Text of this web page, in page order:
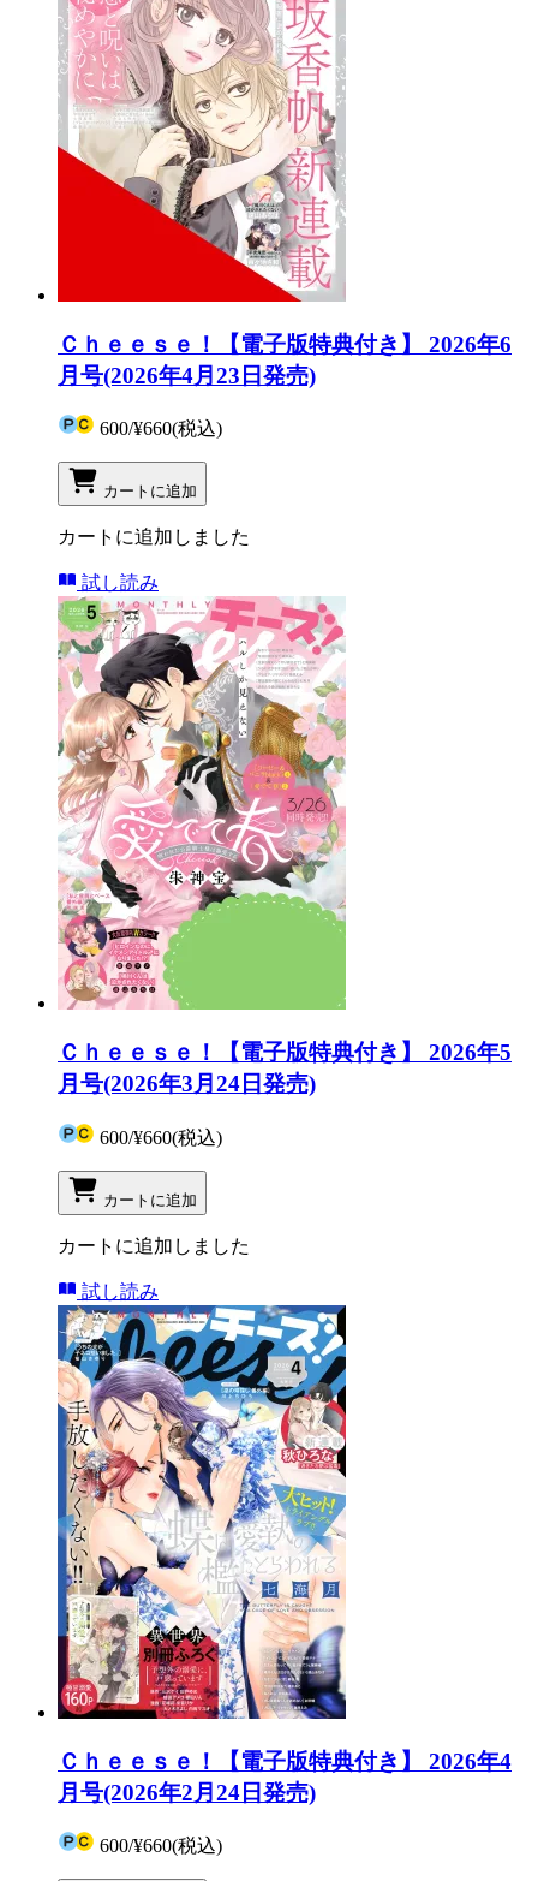
Ｃｈｅｅｓｅ！【電子版特典付き】 2026年6
月号(2026年4月23日発売)
600/¥660(税込)
カートに追加
カートに追加しました
試し読み
Ｃｈｅｅｓｅ！【電子版特典付き】 2026年5
月号(2026年3月24日発売)
600/¥660(税込)
カートに追加
カートに追加しました
試し読み
Ｃｈｅｅｓｅ！【電子版特典付き】 2026年4
月号(2026年2月24日発売)
600/¥660(税込)